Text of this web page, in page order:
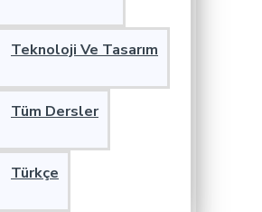
Teknoloji Ve Tasarım
Tüm Dersler
Türkçe